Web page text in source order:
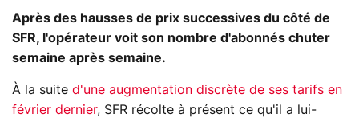
Après des hausses de prix successives du côté de
SFR, l'opérateur voit son nombre d'abonnés chuter
semaine après semaine.
À la suite d'une augmentation discrète de ses tarifs en
février dernier, SFR récolte à présent ce qu'il a lui-